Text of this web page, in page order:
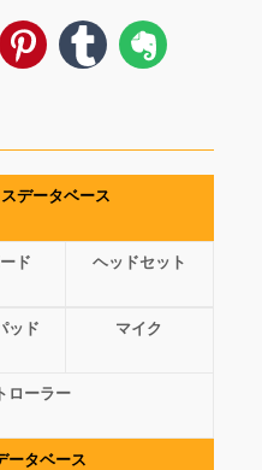
データベース
ド ヘッドセット
ッド マイク
ローラー
ータベース